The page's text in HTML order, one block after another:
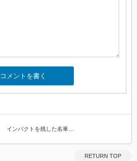
インパクトを残した名車…
RETURN TOP